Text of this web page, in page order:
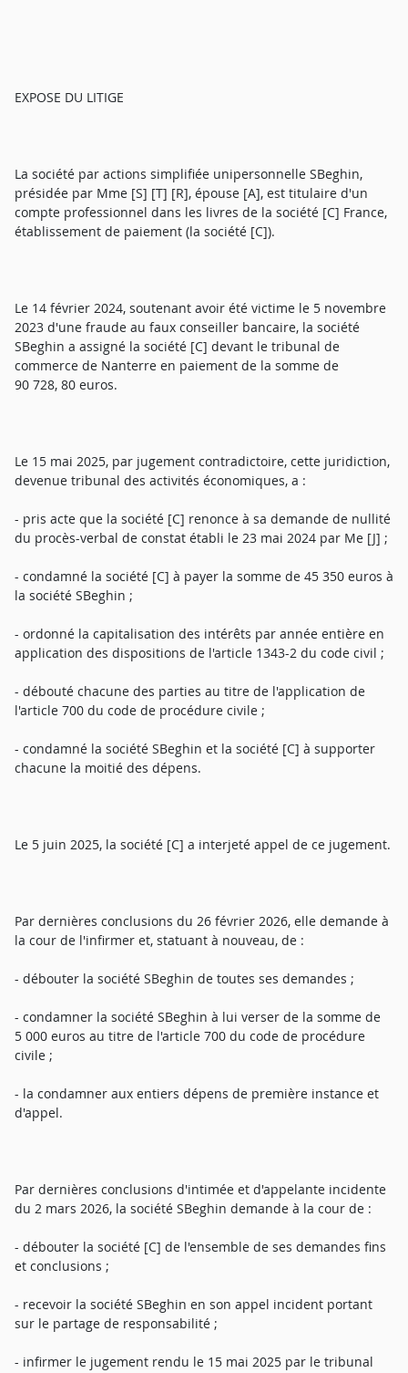
EXPOSE DU LITIGE
La société par actions simplifiée unipersonnelle SBeghin,
présidée par Mme [S] [T] [R], épouse [A], est titulaire d'un
compte professionnel dans les livres de la société [C] France,
établissement de paiement (la société [C]).
Le 14 février 2024, soutenant avoir été victime le 5 novembre
2023 d'une fraude au faux conseiller bancaire, la société
SBeghin a assigné la société [C] devant le tribunal de
commerce de Nanterre en paiement de la somme de
90 728, 80 euros.
Le 15 mai 2025, par jugement contradictoire, cette juridiction,
devenue tribunal des activités économiques, a :
- pris acte que la société [C] renonce à sa demande de nullité
du procès-verbal de constat établi le 23 mai 2024 par Me [J] ;
- condamné la société [C] à payer la somme de 45 350 euros à
la société SBeghin ;
- ordonné la capitalisation des intérêts par année entière en
application des dispositions de l'article 1343-2 du code civil ;
- débouté chacune des parties au titre de l'application de
l'article 700 du code de procédure civile ;
- condamné la société SBeghin et la société [C] à supporter
chacune la moitié des dépens.
Le 5 juin 2025, la société [C] a interjeté appel de ce jugement.
Par dernières conclusions du 26 février 2026, elle demande à
la cour de l'infirmer et, statuant à nouveau, de :
- débouter la société SBeghin de toutes ses demandes ;
- condamner la société SBeghin à lui verser de la somme de
5 000 euros au titre de l'article 700 du code de procédure
civile ;
- la condamner aux entiers dépens de première instance et
d'appel.
Par dernières conclusions d'intimée et d'appelante incidente
du 2 mars 2026, la société SBeghin demande à la cour de :
- débouter la société [C] de l'ensemble de ses demandes fins
et conclusions ;
- recevoir la société SBeghin en son appel incident portant
sur le partage de responsabilité ;
- infirmer le jugement rendu le 15 mai 2025 par le tribunal